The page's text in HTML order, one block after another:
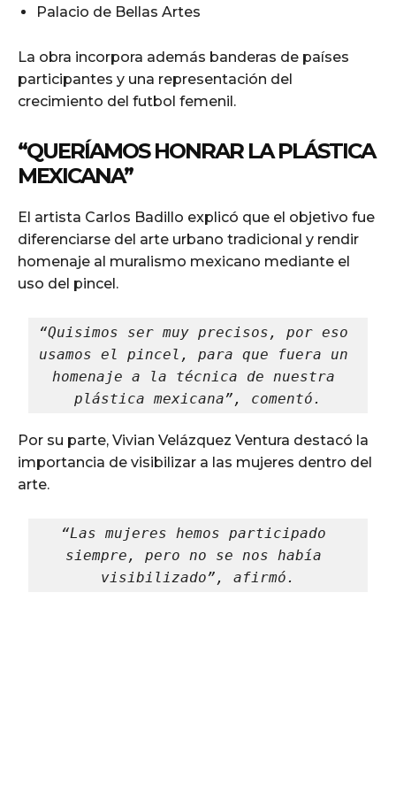
Palacio de Bellas Artes
La obra incorpora además banderas de países
participantes y una representación del
crecimiento del futbol femenil.
“QUERÍAMOS HONRAR LA PLÁSTICA
MEXICANA”
El artista Carlos Badillo explicó que el objetivo fue
diferenciarse del arte urbano tradicional y rendir
homenaje al muralismo mexicano mediante el
uso del pincel.
“Quisimos ser muy precisos, por eso
usamos el pincel, para que fuera un
homenaje a la técnica de nuestra
plástica mexicana”, comentó.
Por su parte, Vivian Velázquez Ventura destacó la
importancia de visibilizar a las mujeres dentro del
arte.
“Las mujeres hemos participado
siempre, pero no se nos había
visibilizado”, afirmó.